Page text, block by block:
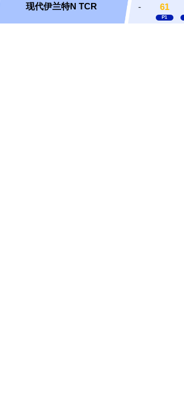
现代伊兰特N TCR - 61